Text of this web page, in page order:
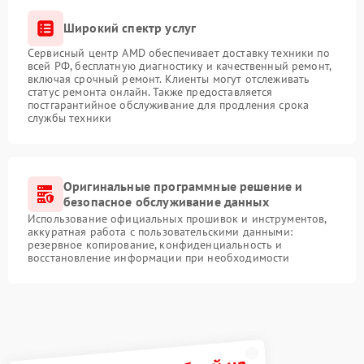
Широкий спектр услуг
Сервисный центр AMD обеспечивает доставку техники по
всей РФ, бесплатную диагностику и качественный ремонт,
включая срочный ремонт. Клиенты могут отслеживать
статус ремонта онлайн. Также предоставляется
постгарантийное обслуживание для продления срока
службы техники
Оригинальные программные решение и
безопасное обслуживание данных
Использование официальных прошивок и инструментов,
аккуратная работа с пользовательскими данными:
резервное копирование, конфиденциальность и
восстановление информации при необходимости